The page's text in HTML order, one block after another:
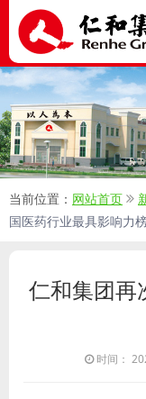
当前位置： 网站首页
国医药行业最具影响力
仁和集团再
时间：